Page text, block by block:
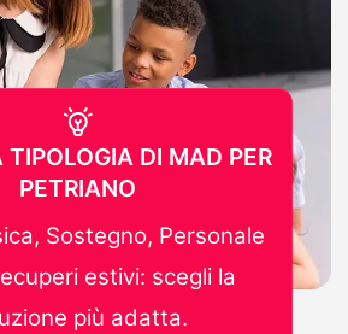
TIPOLOGIA DI MAD PER
PETRIANO
Sostegno, Personale
estivi: scegli la
più adatta.